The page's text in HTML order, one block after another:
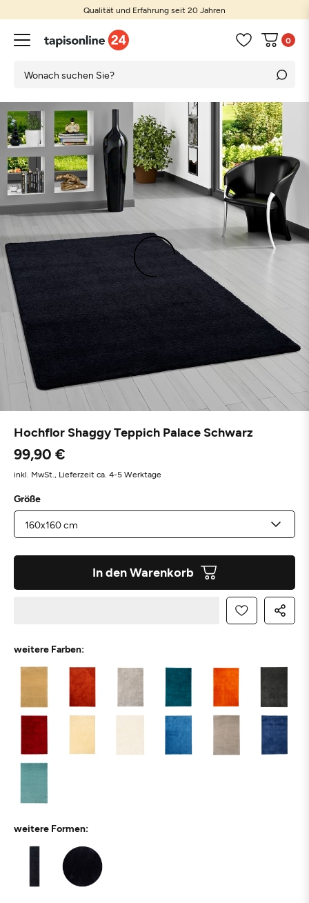
Qualität und Erfahrung seit 20 Jahren
0
Hochflor Shaggy Teppich Palace Schwarz
99,90 €
inkl. MwSt., Lieferzeit ca. 4-5 Werktage
Größe
In den Warenkorb
weitere Farben:
weitere Formen: